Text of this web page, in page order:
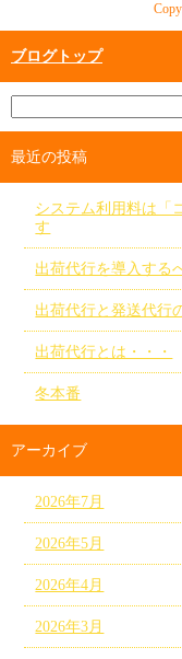
ブログトップ
最近の投稿
システム利用料は「
す
出荷代行を導入する
出荷代行と発送代行
出荷代行とは・・・
冬本番
アーカイブ
2026年7月
2026年5月
2026年4月
2026年3月